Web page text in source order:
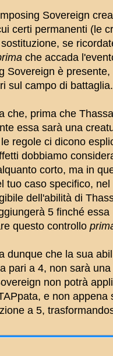
Sovereign
certi permanenti (le
se
che accada
Sovereign è
sul campo di battaglia.
che, prima che
essa sarà una
regole ci dicono
dobbiamo
corto, ma in
tuo caso specifico,
dell'abilità di
5 finché
questo controllo
dunque che la sua
pari a 4, non sarà
non potrà
e non
a 5,